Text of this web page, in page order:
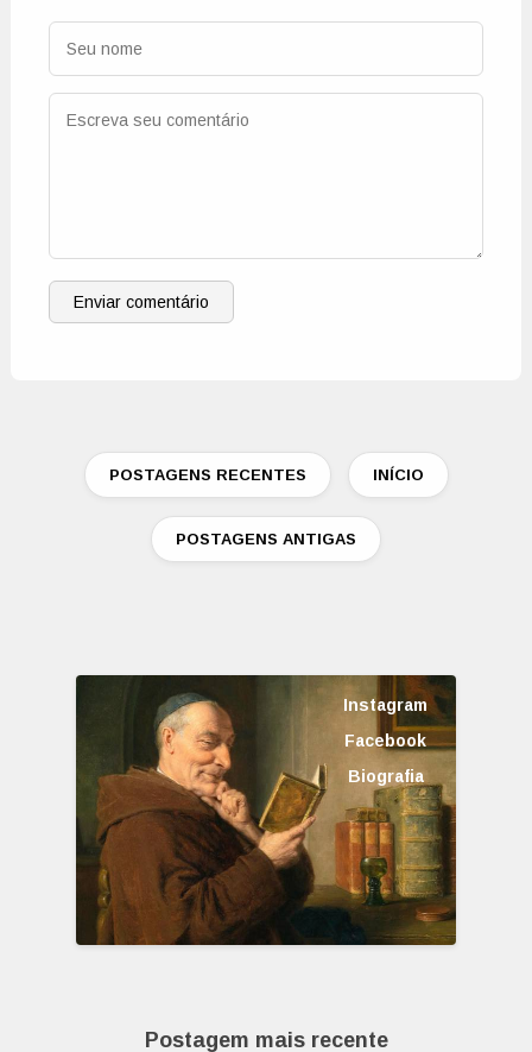
Enviar comentário
POSTAGENS RECENTES INÍCIO
POSTAGENS ANTIGAS
Instagram
Facebook
Biografia
Postagem mais recente